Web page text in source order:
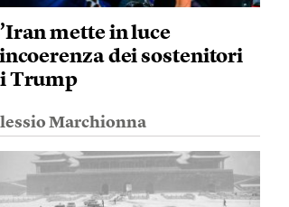
mette in luce
dei sostenitori
Trump
Marchionna